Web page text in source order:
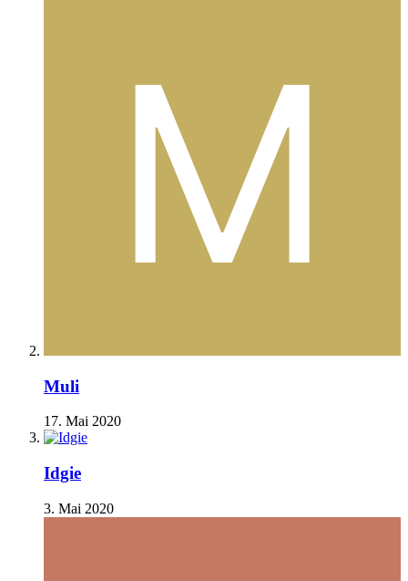
Muli
17. Mai 2020
Idgie
3. Mai 2020